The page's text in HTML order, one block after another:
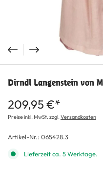
Dirndl Langenstein von
209,95 €*
Preise inkl. MwSt. zzgl.Versandkosten
Artikel-Nr.: 065428.3
Lieferzeit ca. 5 Werktage.